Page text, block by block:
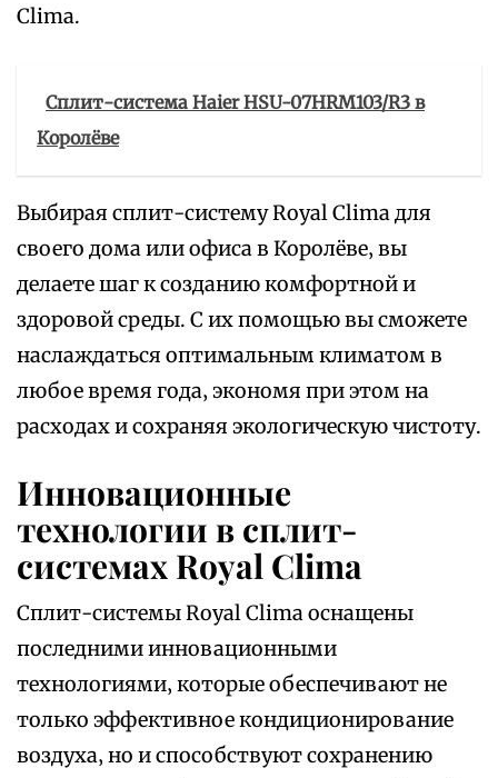
Clima.
Сплит-система Haier HSU-07HRM103/R3 в
Королёве
Выбирая сплит-систему Royal Clima для
своего дома или офиса в Королёве‚ вы
делаете шаг к созданию комфортной и
здоровой среды. С их помощью вы сможете
наслаждаться оптимальным климатом в
любое время года‚ экономя при этом на
расходах и сохраняя экологическую чистоту.
Инновационные
технологии в сплит-
системах Royal Clima
Сплит-системы Royal Clima оснащены
последними инновационными
технологиями‚ которые обеспечивают не
только эффективное кондиционирование
воздуха‚ но и способствуют сохранению